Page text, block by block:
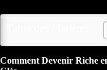
Comment Devenir Riche